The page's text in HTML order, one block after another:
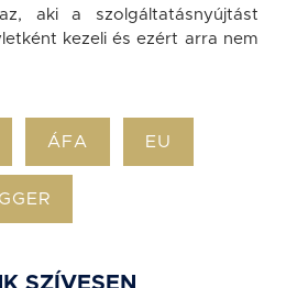
aki a szolgáltatásnyújtást
kezeli és ezért arra nem
ÁFA EU
SZÍVESEN